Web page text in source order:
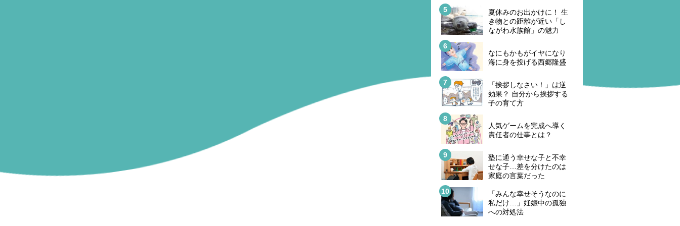
夏休みのお出かけに！ 生
き物との距離が近い「し
ながわ水族館」の魅力
なにもかもがイヤになり
海に身を投げる西郷隆盛
「挨拶しなさい！」は逆
効果？ 自分から挨拶する
子の育て方
人気ゲームを完成へ導く
責任者の仕事とは？
塾に通う幸せな子と不幸
せな子…差を分けたのは
家庭の言葉だった
「みんな幸せそうなのに
私だけ…」妊娠中の孤独
への対処法